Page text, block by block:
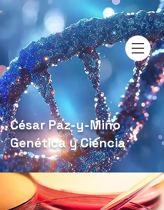
César Paz-y-Miño
Genética y Ciencia